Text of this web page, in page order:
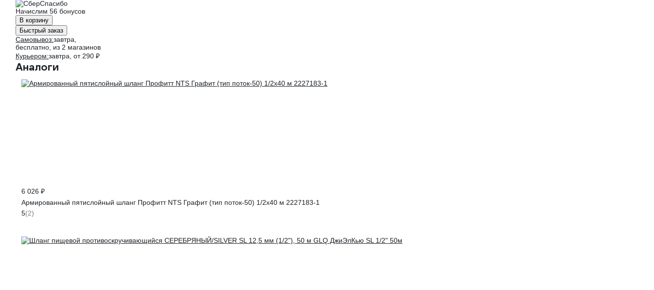
Начислим 56 бонусов
В корзину
Быстрый заказ
Самовывоз:завтра,
бесплатно, из 2 магазинов
Курьером:завтра, от 290 ₽
Аналоги
6 026 ₽
Армированный пятислойный шланг Профитт NTS Графит (тип поток-50) 1/2x40 м 2227183-1
5(2)